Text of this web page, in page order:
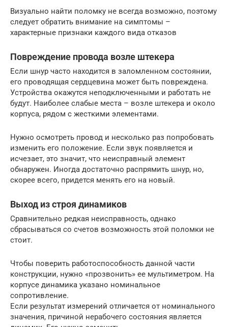
Визуально найти поломку не всегда возможно, поэтому
следует обратить внимание на симптомы –
характерные признаки каждого вида отказов
Повреждение провода возле штекера
Если шнур часто находится в заломленном состоянии,
его проводящая сердцевина может быть повреждена.
Устройства окажутся неподключенными и работать не
будут. Наиболее слабые места – возле штекера и около
корпуса, рядом с жесткими элементами.
Нужно осмотреть провод и несколько раз попробовать
изменить его положение. Если звук появляется и
исчезает, это значит, что неисправный элемент
обнаружен. Иногда достаточно распрямить шнур, но,
скорее всего, придется менять его на новый.
Выход из строя динамиков
Сравнительно редкая неисправность, однако
сбрасываться со счетов возможность этой поломки не
стоит.
Чтобы поверить работоспособность данной части
конструкции, нужно «прозвонить» ее мультиметром. На
корпусе динамика указано номинальное
сопротивление.
Если результат измерений отличается от номинального
значения, причиной нерабочего состояния является